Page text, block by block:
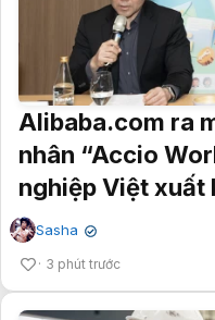
Alibaba.com ra
nhân “Accio
nghiệp Việt xuất
Sasha ✔
3 phút trước